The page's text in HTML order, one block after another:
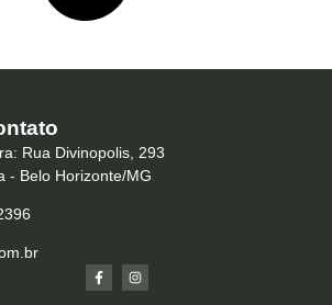
Rua Divinopolis, 293
- Belo Horizonte/MG